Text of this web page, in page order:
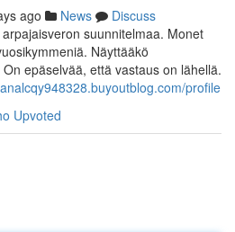
ago News
Discuss
suunnitelmaa. Monet
Näyttääkö
epäselvää, että vastaus on lähellä.
profile
Upvoted